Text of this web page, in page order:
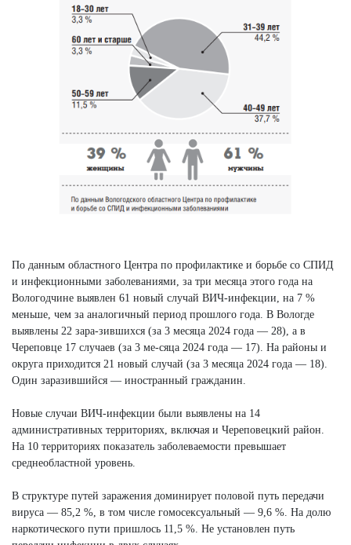
По данным областного Центра по профилактике и борьбе со СПИД
и инфекционными заболеваниями, за три месяца этого года на
Вологодчине выявлен 61 новый случай ВИЧ-инфекции, на 7 %
меньше, чем за аналогичный период прошлого года. В Вологде
выявлены 22 зара-зившихся (за 3 месяца 2024 года — 28), а в
Череповце 17 случаев (за 3 ме-сяца 2024 года — 17). На районы и
округа приходится 21 новый случай (за 3 месяца 2024 года — 18).
Один заразившийся — иностранный гражданин.
Новые случаи ВИЧ-инфекции были выявлены на 14
административных территориях, включая и Череповецкий район.
На 10 территориях показатель заболеваемости превышает
среднеобластной уровень.
В структуре путей заражения доминирует половой путь передачи
вируса — 85,2 %, в том числе гомосексуальный — 9,6 %. На долю
наркотического пути пришлось 11,5 %. Не установлен путь